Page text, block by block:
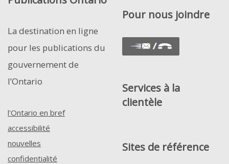
La destination en ligne
pour les publications du
gouvernement de
l’Ontario
l'Ontario en bref
accessibilité
nouvelles
confidentialité
Pour nous joindre
Services à la
clientèle
Sites de référence